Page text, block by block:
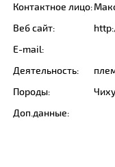
Контактное лицо:
Веб сайт:
E-mail:
Деятельность:
Породы:
Доп.данные: